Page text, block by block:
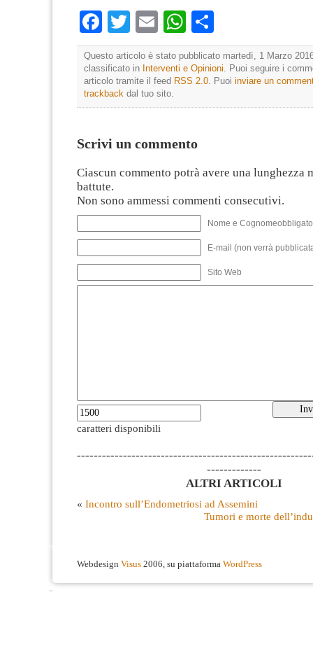
Facebook
TwitterEmailWhatsApp
Questo articolo è stato pubblicato martedì, 1 Marzo
classificato in Interventi e Opinioni. Puoi seguire i
articolo tramite il feed RSS 2.0. Puoi inviare un
trackback dal tuo sito.
Scrivi un commento
Ciascun commento potrà avere una lunghezza
battute.
Non sono ammessi commenti consecutivi.
Nome e
E-mail (non verrà
Sito Web
caratteri disponibili
-------------
ALTRI ARTICOLI
« Incontro sull’Endometriosi ad Assemini
Tumori e morte
Webdesign Visus 2006, su piattaforma WordPress